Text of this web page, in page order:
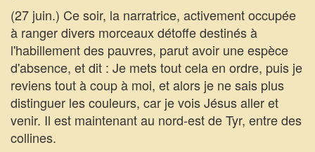
(27 juin.) Ce soir, la narratrice, activement occupée
à ranger divers morceaux détoffe destinés à
l'habillement des pauvres, parut avoir une espèce
d'absence, et dit : Je mets tout cela en ordre, puis je
reviens tout à coup à moi, et alors je ne sais plus
distinguer les couleurs, car je vois Jésus aller et
venir. Il est maintenant au nord-est de Tyr, entre des
collines.